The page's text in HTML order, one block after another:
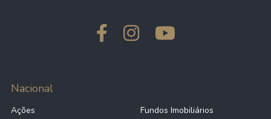
Nacional
Ações
Fundos Imobiliários